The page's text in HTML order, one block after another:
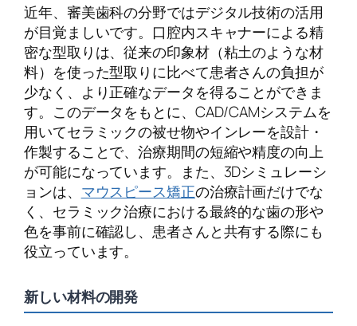
近年、審美歯科の分野ではデジタル技術の活用
が目覚ましいです。口腔内スキャナーによる精
密な型取りは、従来の印象材（粘土のような材
料）を使った型取りに比べて患者さんの負担が
少なく、より正確なデータを得ることができま
す。このデータをもとに、CAD/CAMシステムを
用いてセラミックの被せ物やインレーを設計・
作製することで、治療期間の短縮や精度の向上
が可能になっています。また、3Dシミュレーシ
ョンは、 マウスピース矯正の治療計画だけでな
く、セラミック治療における最終的な歯の形や
色を事前に確認し、患者さんと共有する際にも
役立っています。
新しい材料の開発